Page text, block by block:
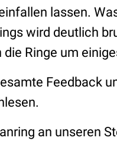
lassen.
wird deutlich
Ringe um
Feedback
an unseren